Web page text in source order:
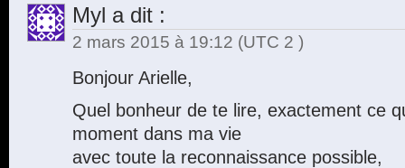
Myl a dit :
2 mars 2015 à 19:12 (UTC 2 )
Bonjour Arielle,
Quel bonheur de te lire, exactement ce
moment dans ma vie
avec toute la reconnaissance possible,